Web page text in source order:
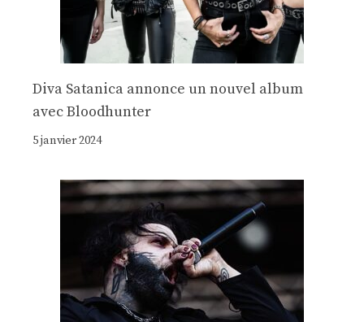
Diva Satanica annonce un nouvel album
avec Bloodhunter
5 janvier 2024